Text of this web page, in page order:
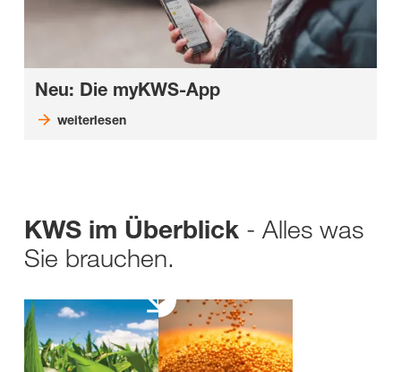
Neu: Die myKWS-App
weiterlesen
KWS im Überblick - Alles was
Sie brauchen.